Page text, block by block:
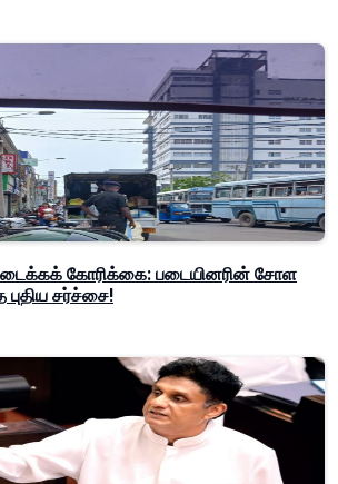
கோரிக்கை: படையினரின் சோள
சர்ச்சை!